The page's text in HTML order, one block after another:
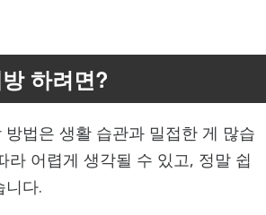
하려면?
법은 생활 습관과 밀접한 게 많습
라 어렵게 생각될 수 있고, 정말 쉽
니다.